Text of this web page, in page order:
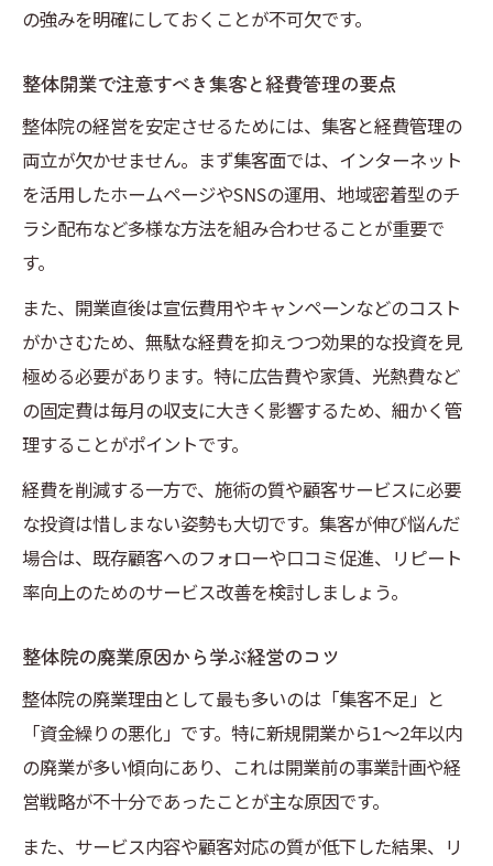
の強みを明確にしておくことが不可欠です。
整体開業で注意すべき集客と経費管理の要点
整体院の経営を安定させるためには、集客と経費管理の
両立が欠かせません。まず集客面では、インターネット
を活用したホームページやSNSの運用、地域密着型のチ
ラシ配布など多様な方法を組み合わせることが重要で
す。
また、開業直後は宣伝費用やキャンペーンなどのコスト
がかさむため、無駄な経費を抑えつつ効果的な投資を見
極める必要があります。特に広告費や家賃、光熱費など
の固定費は毎月の収支に大きく影響するため、細かく管
理することがポイントです。
経費を削減する一方で、施術の質や顧客サービスに必要
な投資は惜しまない姿勢も大切です。集客が伸び悩んだ
場合は、既存顧客へのフォローや口コミ促進、リピート
率向上のためのサービス改善を検討しましょう。
整体院の廃業原因から学ぶ経営のコツ
整体院の廃業理由として最も多いのは「集客不足」と
「資金繰りの悪化」です。特に新規開業から1～2年以内
の廃業が多い傾向にあり、これは開業前の事業計画や経
営戦略が不十分であったことが主な原因です。
また、サービス内容や顧客対応の質が低下した結果、リ